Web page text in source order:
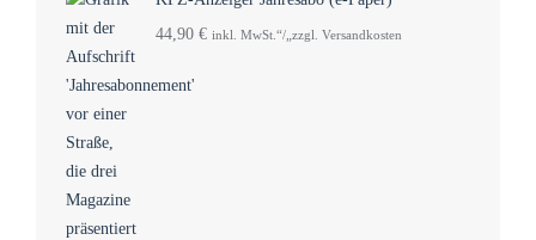
44,90 € inkl. MwSt.“/„zzgl. Versandkosten